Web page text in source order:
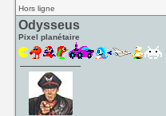
Hors ligne
Odysseus
Pixel planétaire